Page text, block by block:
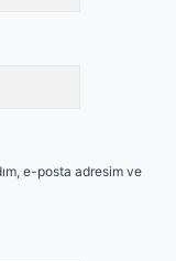
e-posta adresim ve